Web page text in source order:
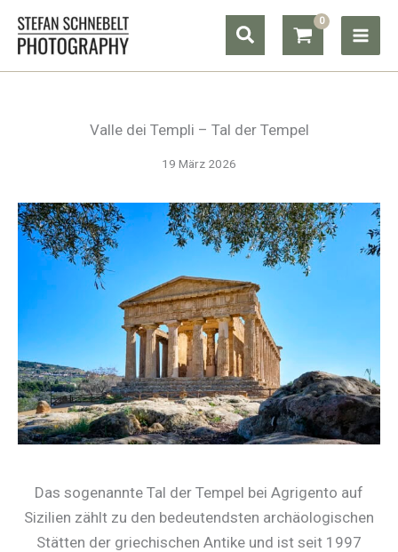
Zum
Inhalt
Suchen
Valle dei Templi – Tal der Tempel
19 März 2026
Das sogenannte Tal der Tempel bei Agrigento auf
Sizilien zählt zu den bedeutendsten archäologischen
Stätten der griechischen Antike und ist seit 1997